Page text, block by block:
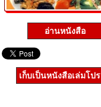
อ่านหนังสือ
เก็บเป็นหนังสือเล่มโป